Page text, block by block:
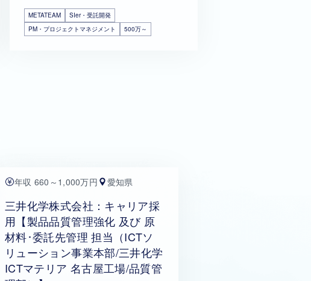
METATEAM
SIer・受託開発
PM・プロジェクトマネジメント
500万～
年収 660～1,000万円 愛知県
三井化学株式会社：キャリア採
用【製品品質管理強化 及び 原
材料･委託先管理 担当（ICTソ
リューション事業本部/三井化学
ICTマテリア 名古屋工場/品質管